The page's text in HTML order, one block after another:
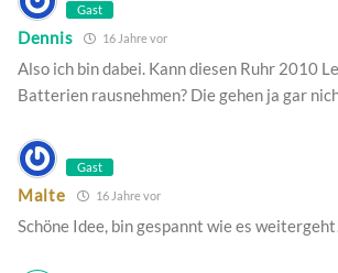
Gast
Dennis 16 Jahre vor
Also ich bin dabei. Kann diesen Ruhr 2010
Batterien rausnehmen? Die gehen ja gar
Gast
Malte 16 Jahre vor
Schöne Idee, bin gespannt wie es